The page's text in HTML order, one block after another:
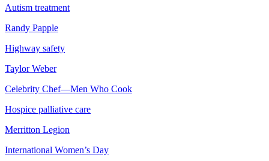
Autism treatment
Randy Papple
Highway safety
Taylor Weber
Celebrity Chef—Men Who Cook
Hospice palliative care
Merritton Legion
International Women’s Day